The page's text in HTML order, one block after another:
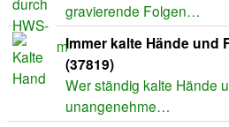
gravierende Folgen…
Immer kalte Hände und
(37819)
Wer ständig kalte Hände
unangenehme…